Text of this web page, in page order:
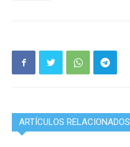
ARTÍCULOS RELACIONADOS